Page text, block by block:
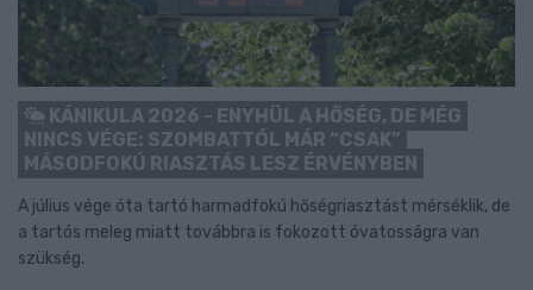
KÁNIKULA 2026 - ENYHÜL A HŐSÉG, DE MÉG
NINCS VÉGE: SZOMBATTÓL MÁR “CSAK”
MÁSODFOKÚ RIASZTÁS LESZ ÉRVÉNYBEN
A július vége óta tartó harmadfokú hőségriasztást mérséklik, de
a tartós meleg miatt továbbra is fokozott óvatosságra van
szükség.